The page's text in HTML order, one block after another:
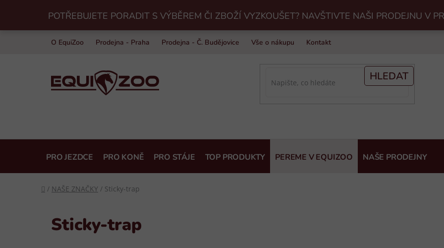
obsah
POTŘEBUJETE PORADIT S VÝBĚREM ČI ZBOŽÍ VYZKOUŠET? NAVŠTIVTE NAŠI PRODEJNU V
O EquiZoo Prodejna - Praha Prodejna - Č. Budějovice Vše o nákupu Kontakt
HLEDAT
PRO JEZDCE PRO KONĚ PRO STÁJE TOP PRODUKTY PEREME V EQUIZOO NAŠE PRODEJNY
Domů
/ NAŠE ZNAČKY / Sticky-trap
Sticky-trap